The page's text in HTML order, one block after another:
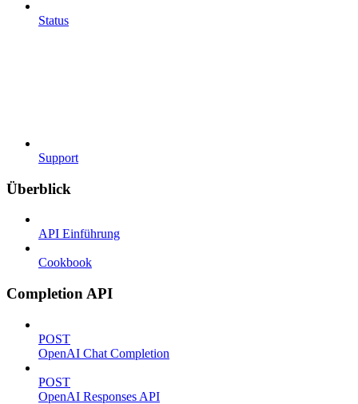
Status
Support
Überblick
API Einführung
Cookbook
Completion API
POST
OpenAI Chat Completion
POST
OpenAI Responses API